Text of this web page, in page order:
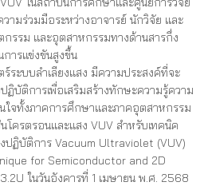
วามร่วมมือระหว่างอาจารย์ นักวิจัย และ
รรม และอุตสาหกรรมทางด้านสารกึ่ง
ารแข่งขันสูงขึ้น
บบลำเลียงแสง มีความประสงค์ที่จะ
ฏิบัติการเพื่อเสริมสร้างทักษะความรู้ความ
ใจทั้งภาคการศึกษาและภาคอุตสาหกรรม
โครตรอนและแสง VUV สำหรับเทคนิค
งปฏิบัติการ Vacuum Ultraviolet (VUV)
for Semiconductor and 2D
ในวันอังคารที่ 1 เมษายน พ.ศ. 2568